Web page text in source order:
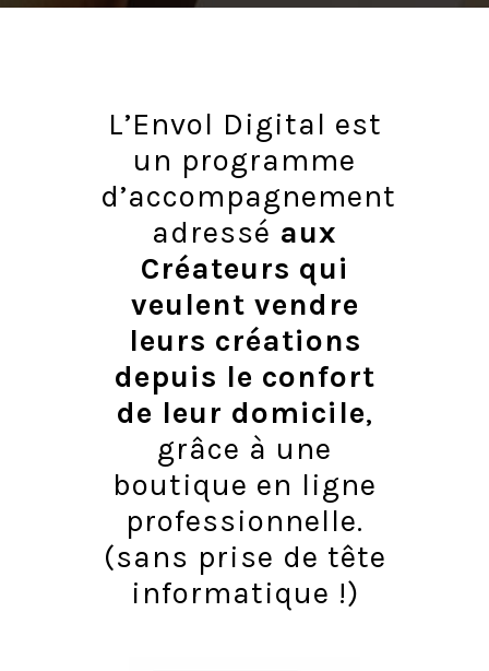
L’Envol Digital est
un programme
d’accompagnement
adressé aux
Créateurs qui
veulent vendre
leurs créations
depuis le confort
de leur domicile,
grâce à une
boutique en ligne
professionnelle.
(sans prise de tête
informatique !)